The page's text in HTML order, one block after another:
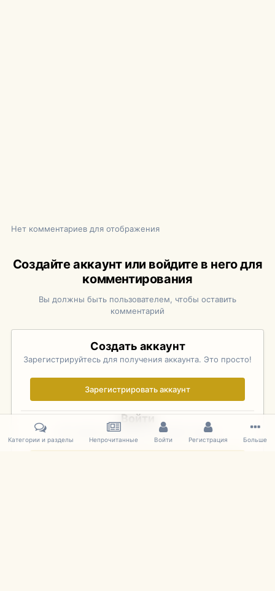
Нет комментариев для отображения
Создайте аккаунт или войдите в него для
комментирования
Вы должны быть пользователем, чтобы оставить
комментарий
Создать аккаунт
Зарегистрируйтесь для получения аккаунта. Это просто!
Зарегистрировать аккаунт
Войти
Уже зарегистрированы? Войдите здесь.
Категории и разделы Непрочитанные Войти Регистрация Больше